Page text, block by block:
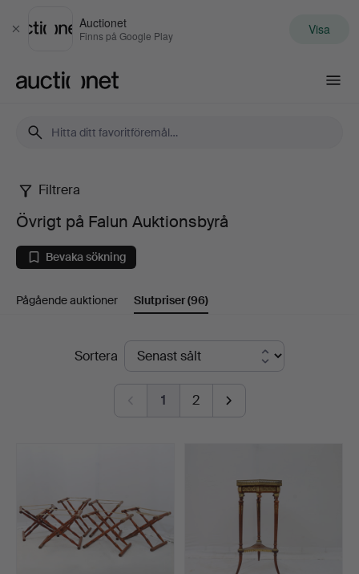
Stäng
Auctionet
Finns på Google Play Visa
Övrigt
på
Falun
Auktionsbyrå
Filtrera
Övrigt på Falun Auktionsbyrå
Bevaka sökning
Pågående auktioner Slutpriser(96)
SlutpriserSortera
1 2